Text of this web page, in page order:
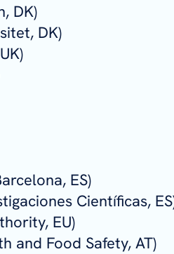
DK)
DK)
ES)
Científicas,
EU)
and Food Safety, AT)